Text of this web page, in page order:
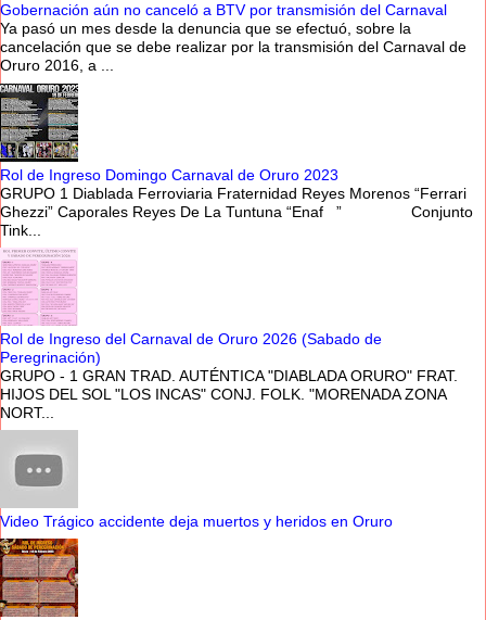
Gobernación aún no canceló a BTV por transmisión del Carnaval
Ya pasó un mes desde la denuncia que se efectuó, sobre la
cancelación que se debe realizar por la transmisión del Carnaval de
Oruro 2016, a ...
Rol de Ingreso Domingo Carnaval de Oruro 2023
GRUPO 1 Diablada Ferroviaria Fraternidad Reyes Morenos “Ferrari
Ghezzi” Caporales Reyes De La Tuntuna “Enaf ” Conjunto
Tink...
Rol de Ingreso del Carnaval de Oruro 2026 (Sabado de
Peregrinación)
GRUPO - 1 GRAN TRAD. AUTÉNTICA "DIABLADA ORURO" FRAT.
HIJOS DEL SOL "LOS INCAS" CONJ. FOLK. "MORENADA ZONA
NORT...
Video Trágico accidente deja muertos y heridos en Oruro